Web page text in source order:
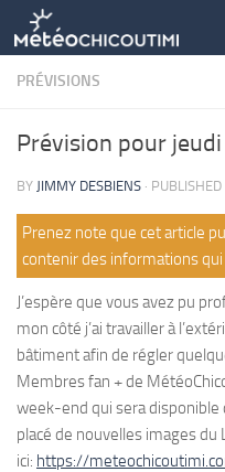
Skip to content
PRÉVISIONS
Prévision pour jeudi
BY JIMMY DESBIENS · PUBLISHED
Prenez note que cet article
contenir des informations qui
J’espère que vous avez pu
mon côté j’ai travailler à
bâtiment afin de régler
Membres fan + de
week-end qui sera disponible
placé de nouvelles images du
ici: https://